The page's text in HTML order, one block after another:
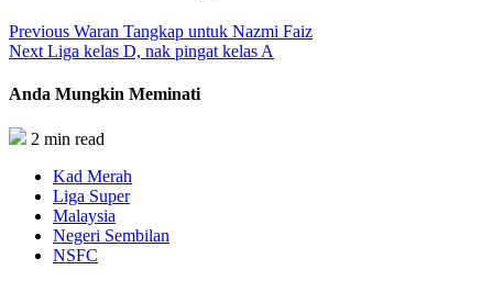
Previous Waran Tangkap untuk Nazmi Faiz
Next Liga kelas D, nak pingat kelas A
Anda Mungkin Meminati
2 min read
Kad Merah
Liga Super
Malaysia
Negeri Sembilan
NSFC